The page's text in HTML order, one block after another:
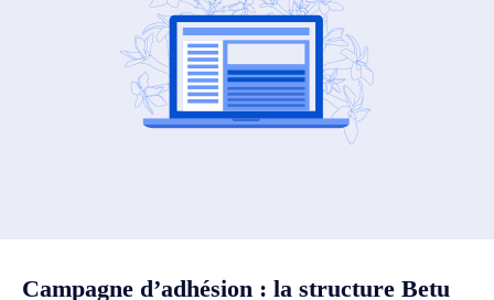
Campagne d’adhésion : la structure Betu